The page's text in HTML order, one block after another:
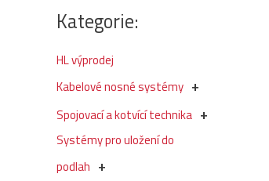
Kategorie:
HL výprodej
Kabelové nosné systémy
Spojovací a kotvící technika
Systémy pro uložení do
podlah